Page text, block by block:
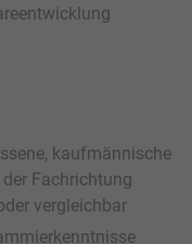
kaufmännische
Fachrichtung
vergleichbar